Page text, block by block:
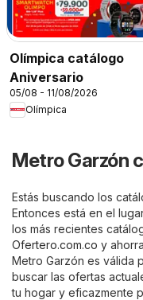
Olímpica catálogo
Aniversario
05/08 - 11/08/2026
Olímpica
Metro Garzón
Estás buscando los
Entonces está en el
los más recientes
Ofertero.com.co y
Metro Garzón es válida
buscar las ofertas
tu hogar y eficazmente